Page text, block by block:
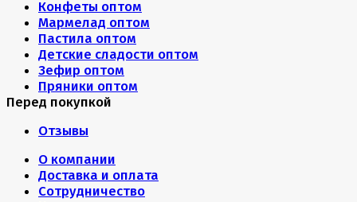
Конфеты оптом
Мармелад оптом
Пастила оптом
Детские сладости оптом
Зефир оптом
Пряники оптом
Перед покупкой
Отзывы
О компании
Доставка и оплата
Сотрудничество